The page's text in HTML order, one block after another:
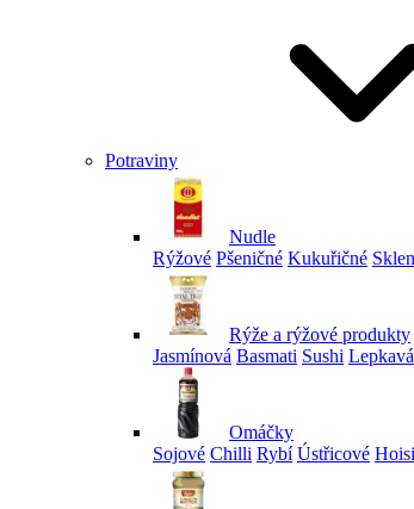
Potraviny
Nudle
Rýžové Pšeničné Kukuřičné
Rýže a rýžové produkty
Jasmínová Basmati Sushi Lepkavá
Omáčky
Sojové Chilli Rybí Ústřicové